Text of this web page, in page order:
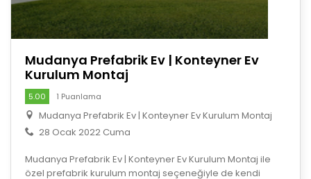
Mudanya Prefabrik Ev | Konteyner Ev
Kurulum Montaj
5.00 1 Puanlama
Mudanya Prefabrik Ev | Konteyner Ev Kurulum Montaj
28 Ocak 2022 Cuma
Mudanya Prefabrik Ev | Konteyner Ev Kurulum Montaj ile
özel prefabrik kurulum montaj seçeneğiyle de kendi